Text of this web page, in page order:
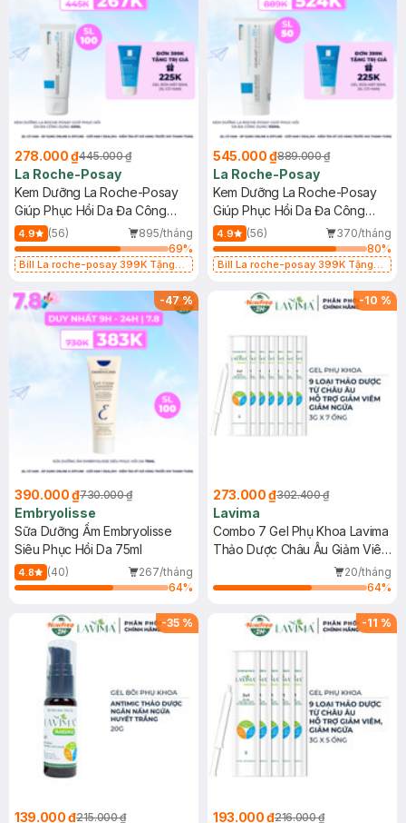
278.000 ₫445.000 ₫
La Roche-Posay
Kem Dưỡng La Roche-Posay
Giúp Phục Hồi Da Đa Công
Dụng 40ml
4.9 (56)
895/tháng
69%
Bill La roche-posay 399K Tặng
(SL có hạn)
545.000 ₫889.000 ₫
La Roche-Posay
Kem Dưỡng La Roche-Posay
Giúp Phục Hồi Da Đa Công
Dụng 100ml
4.9 (56)
370/tháng
80%
Bill La roche-posay 399K Tặng
(SL có hạn)
-47%
390.000 ₫730.000 ₫
Embryolisse
Sữa Dưỡng Ẩm Embryolisse
Siêu Phục Hồi Da 75ml
4.8 (40)
267/tháng
64%
-10 %
273.000 ₫302.400 ₫
Lavima
Combo 7 Gel Phụ Khoa Lavima
Thảo Dược Châu Âu Giảm Viêm
20/tháng
64%
-35 %
139.000 ₫215.000 ₫
-11 %
193.000 ₫216.000 ₫